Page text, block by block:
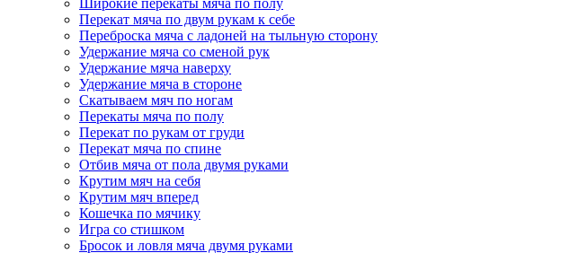
Широкие перекаты мяча по полу
Перекат мяча по двум рукам к себе
Переброска мяча с ладоней на тыльную сторону
Удержание мяча со сменой рук
Удержание мяча наверху
Удержание мяча в стороне
Скатываем мяч по ногам
Перекаты мяча по полу
Перекат по рукам от груди
Перекат мяча по спине
Отбив мяча от пола двумя руками
Крутим мяч на себя
Крутим мяч вперед
Кошечка по мячику
Игра со стишком
Бросок и ловля мяча двумя руками